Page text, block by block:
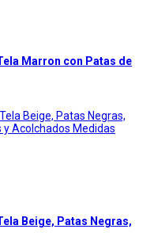
Marron con Patas de
Beige, Patas Negras,